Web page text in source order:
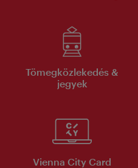
Tömegközlekedés &
jegyek
Vienna City Card